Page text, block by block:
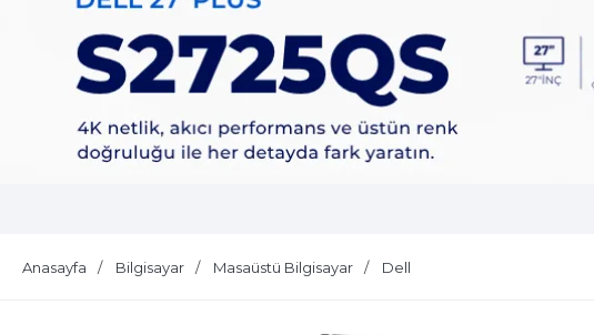
Anasayfa Bilgisayar Masaüstü Bilgisayar Dell